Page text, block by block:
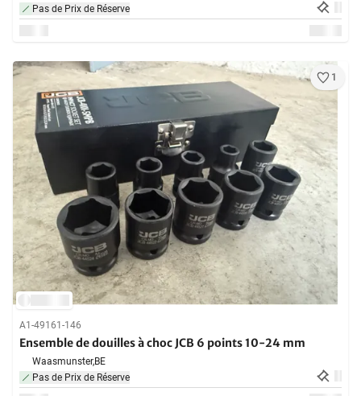
Pas de Prix de Réserve
1
A1-49161-146
Ensemble de douilles à choc JCB 6 points 10-24 mm
Waasmunster,BE
Pas de Prix de Réserve